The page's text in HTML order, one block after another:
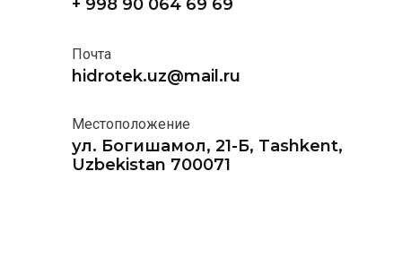
+ 998 90 064 69 69
Почта
hidrotek.uz@mail.ru
Местоположение
ул. Богишамол, 21-Б, Tashkent,
Uzbekistan 700071